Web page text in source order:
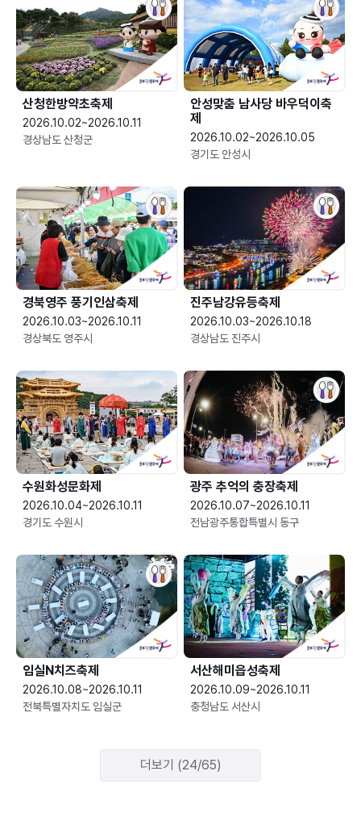
산청한방약초축제
2026.10.02~2026.10.11
경상남도 산청군
안성맞춤 남사당 바우덕이축
제
2026.10.02~2026.10.05
경기도 안성시
경북영주 풍기인삼축제
2026.10.03~2026.10.11
경상북도 영주시
진주남강유등축제
2026.10.03~2026.10.18
경상남도 진주시
수원화성문화제
2026.10.04~2026.10.11
경기도 수원시
광주 추억의 충장축제
2026.10.07~2026.10.11
전남광주통합특별시 동구
임실N치즈축제
2026.10.08~2026.10.11
전북특별자치도 임실군
서산해미읍성축제
2026.10.09~2026.10.11
충청남도 서산시
더보기 (24/65)